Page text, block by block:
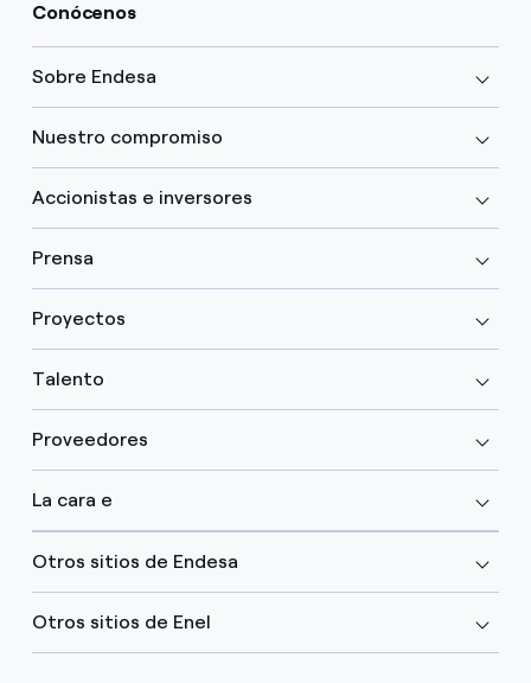
Conócenos
Sobre Endesa
Nuestro compromiso
Accionistas e inversores
Prensa
Proyectos
Talento
Proveedores
La cara e
Otros sitios de Endesa
Otros sitios de Enel